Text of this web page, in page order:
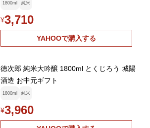
1800ml 純米
¥3,710
YAHOOで購入する
徳次郎 純米大吟醸 1800ml とくじろう 城陽
酒造 お中元ギフト
1800ml 純米
¥3,960